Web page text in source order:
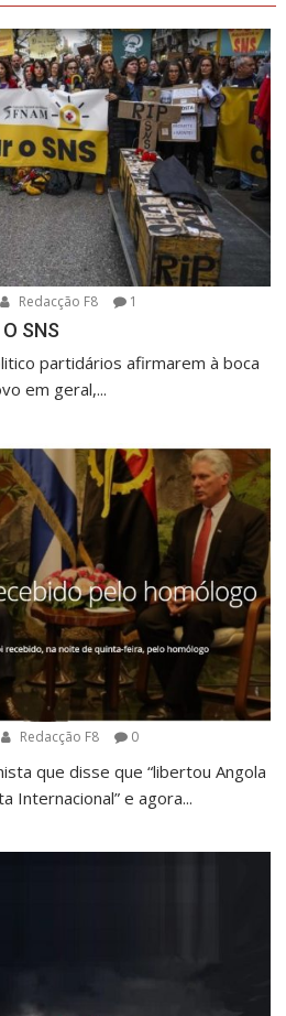
Redacção F8 1
SNS
partidários afirmarem à boca
em geral,...
Redacção F8 0
que disse que “libertou Angola
Internacional” e agora...